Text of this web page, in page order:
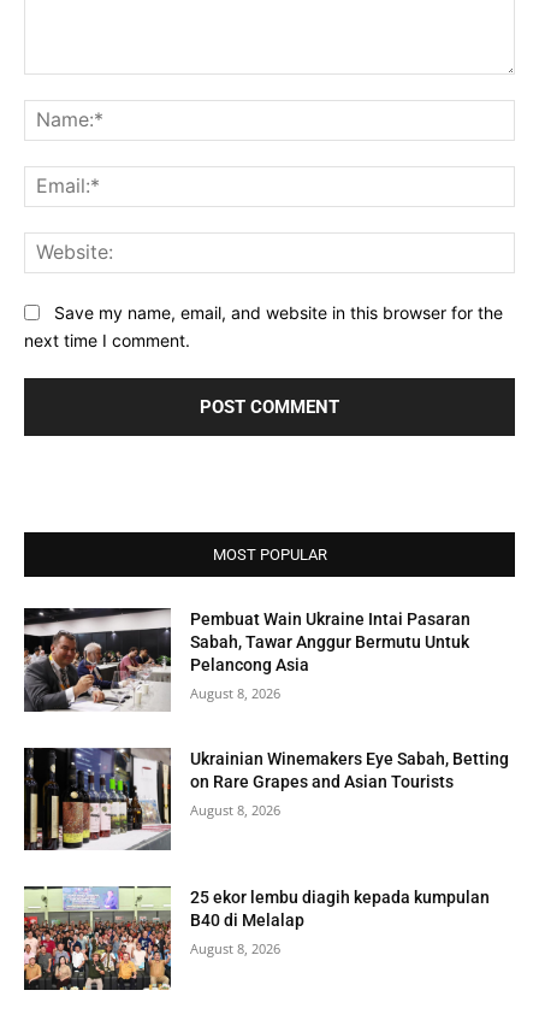
Save my name, email, and website in this browser for the
next time I comment.
MOST POPULAR
Pembuat Wain Ukraine Intai Pasaran
Sabah, Tawar Anggur Bermutu Untuk
Pelancong Asia
August 8, 2026
Ukrainian Winemakers Eye Sabah, Betting
on Rare Grapes and Asian Tourists
August 8, 2026
25 ekor lembu diagih kepada kumpulan
B40 di Melalap
August 8, 2026